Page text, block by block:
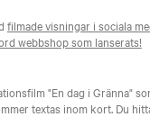
filmade visningar i sociala
webbshop som lanserats!
"En dag i Gränna"
textas inom kort. Du